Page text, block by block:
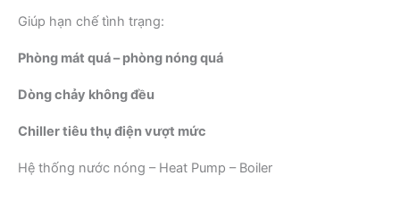
Giúp hạn chế tình trạng:
Phòng mát quá – phòng nóng quá
Dòng chảy không đều
Chiller tiêu thụ điện vượt mức
Hệ thống nước nóng – Heat Pump – Boiler